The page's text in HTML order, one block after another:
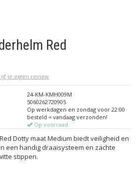
Red
je eigen review
24-KM-KMH009M
5060262720905
Op werkdagen en zondag voor 22:00
besteld = vandaag verzonden!
Op voorraad
Dotty maat Medium biedt veiligheid en
een handig draaisysteem en zachte
stippen.